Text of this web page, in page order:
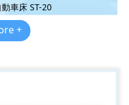
車床 ST-20
+